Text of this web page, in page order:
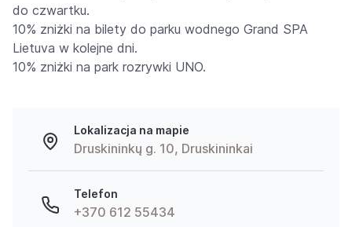
do czwartku.
10% zniżki na bilety do parku wodnego Grand SPA
Lietuva w kolejne dni.
10% zniżki na park rozrywki UNO.
Lokalizacja na mapie
Druskininkų g. 10, Druskininkai
Telefon
+370 612 55434